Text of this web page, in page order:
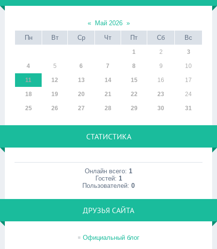
« Май 2026 »
Пн
Вт Ср Чт Пт Сб Вс
1 2 3
4 5 6 7 8 9 10
11 12 13 14 15 16 17
18 19 20 21 22 23 24
25 26 27 28 29 30 31
СТАТИСТИКА
Онлайн всего: 1
Гостей: 1
Пользователей: 0
ДРУЗЬЯ САЙТА
Официальный блог